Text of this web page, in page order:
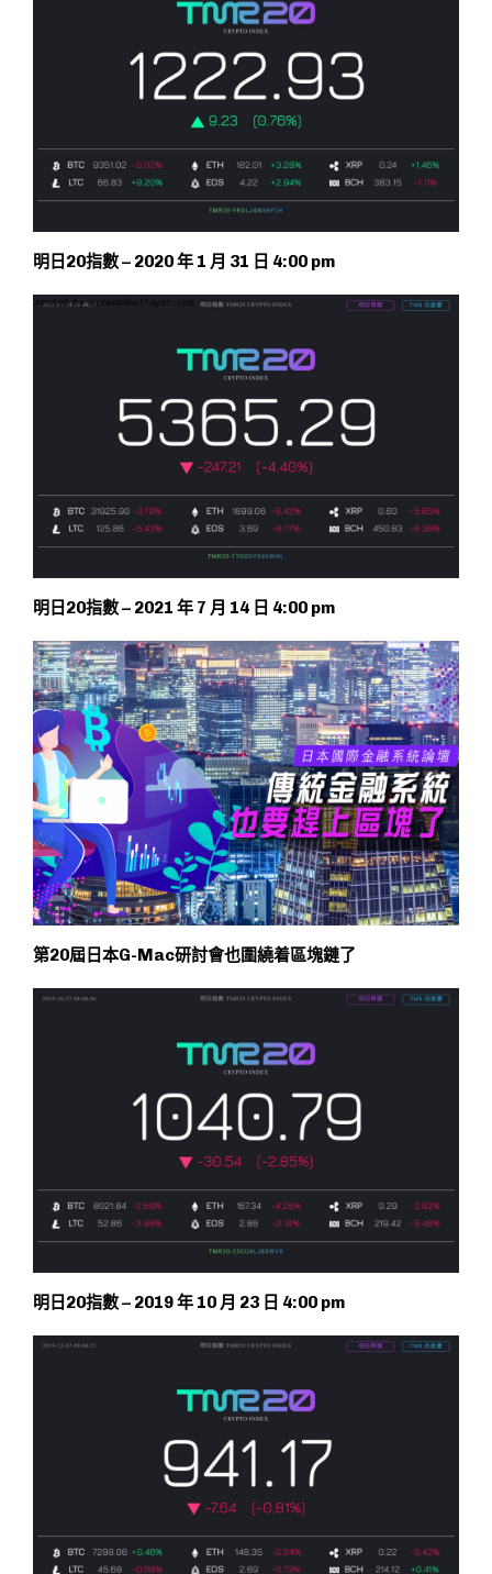
明日20指數 – 2020 年 1 月 31 日 4:00 pm
明日20指數 – 2021 年 7 月 14 日 4:00 pm
第20屆日本G-Mac研討會也圍繞着區塊鏈了
明日20指數 – 2019 年 10 月 23 日 4:00 pm